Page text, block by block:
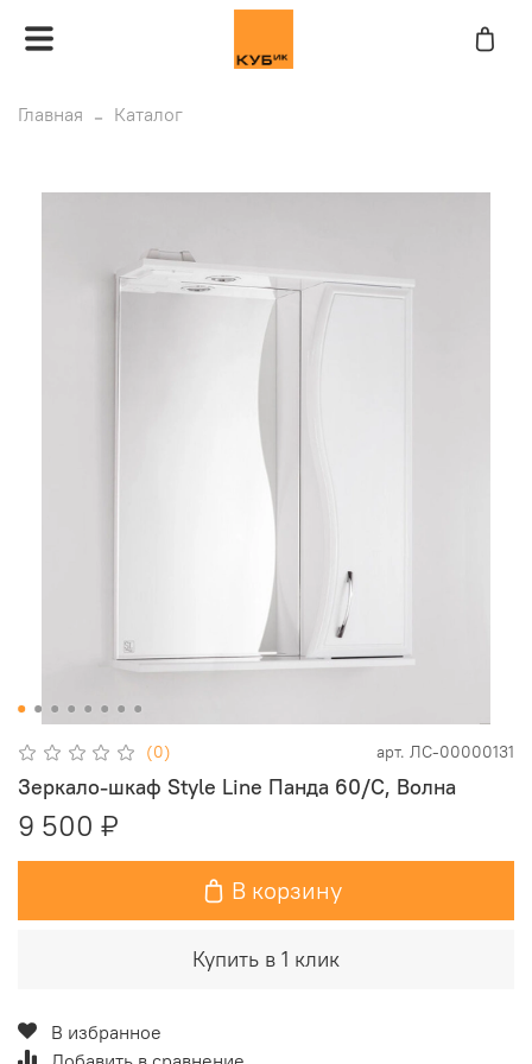
Главная Каталог
(0) арт. ЛС-00000131
Зеркало-шкаф Style Line Панда 60/С, Волна
9 500 ₽
В корзину
Купить в 1 клик
В избранное